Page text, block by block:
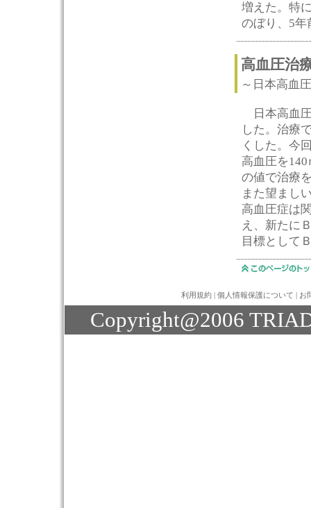
増えた。特
のぼり、5年
高血圧治
～日本高血
日本高血圧
した。治療
くした。今
高血圧を
の値で治療
また望まし
高血圧症は
え、新たに
目標として
利用規約 | 個人情報保護について | お
Copyright@2006